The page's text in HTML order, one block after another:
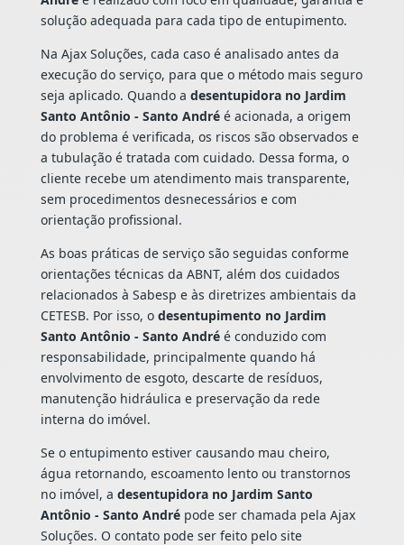
solução adequada para cada tipo de entupimento.
Na Ajax Soluções, cada caso é analisado antes da
execução do serviço, para que o método mais seguro
seja aplicado. Quando a desentupidora no Jardim
Santo Antônio - Santo Andréé acionada, a origem
do problema é verificada, os riscos são observados e
a tubulação é tratada com cuidado. Dessa forma, o
cliente recebe um atendimento mais transparente,
sem procedimentos desnecessários e com
orientação profissional.
As boas práticas de serviço são seguidas conforme
orientações técnicas da ABNT, além dos cuidados
relacionados à Sabesp e às diretrizes ambientais da
CETESB. Por isso, o desentupimento no Jardim
Santo Antônio - Santo Andréé conduzido com
responsabilidade, principalmente quando há
envolvimento de esgoto, descarte de resíduos,
manutenção hidráulica e preservação da rede
interna do imóvel.
Se o entupimento estiver causando mau cheiro,
água retornando, escoamento lento ou transtornos
no imóvel, a desentupidora no Jardim Santo
Antônio - Santo Andrépode ser chamada pela Ajax
Soluções. O contato pode ser feito pelo site